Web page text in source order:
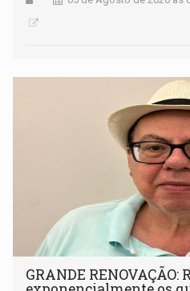
GRANDE